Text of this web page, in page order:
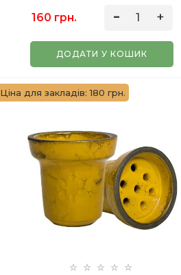
160 грн.
ДОДАТИ У КОШИК
Ціна для закладів: 180 грн.